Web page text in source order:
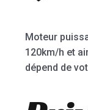
Moteur
120km/h et
dépend de